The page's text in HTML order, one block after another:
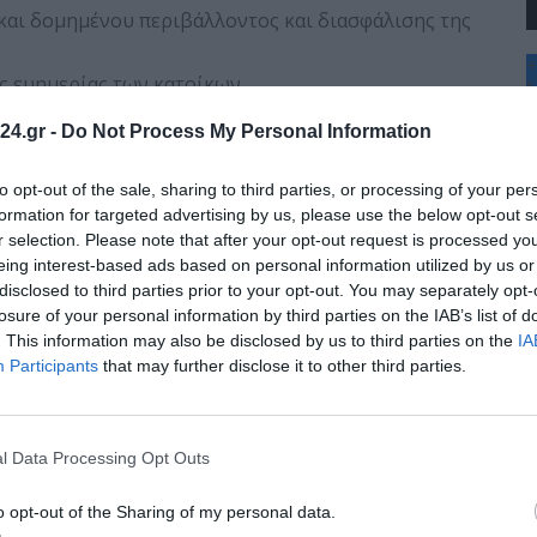
- Do Not Process My Personal Information
opt-out of the sale, sharing to third parties, or processing of your
for targeted advertising by us, please use the below opt-out
selection. Please note that after your opt-out request is processed
interest-based ads based on personal information utilized by us
to third parties prior to your opt-out. You may separately
of your personal information by third parties on the IAB’s list of
This information may also be disclosed by us to third parties on the
Participants that may further disclose it to other third parties.
Data Processing Opt Outs
opt-out of the Sharing of my personal data.
δομημένου περιβάλλοντος και διασφάλισης της
ευημερίας των κατοίκων,
απασχόλησης.
Δήμου μέσω βελτίωσης:
των δραστηριοτήτων και της εξυπηρέτησης του
(ανθρώπινο δυναμικό, μηχανοργάνωση,
προγραμματισμού, παρακολούθησης
διαχείρισης.
Σχεδίου, το οποίο είναι αποτέλεσμα
του Δήμου, το Επιχειρησιακό Πρόγραμμα δεν
αναγκαίο εργαλείο σχεδιασμού, παρακολούθησης και
χρόνια.
+
°